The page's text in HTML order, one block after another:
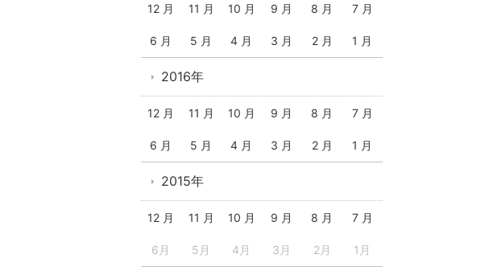
12 月 11 月 10 月 9 月 8 月 7 月
6 月 5 月 4 月 3 月 2 月 1 月
2016年
12 月 11 月 10 月 9 月 8 月 7 月
6 月 5 月 4 月 3 月 2 月 1 月
2015年
12 月 11 月 10 月 9 月 8 月 7 月
6月 5月 4月 3月 2月 1月